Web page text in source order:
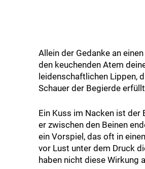
Allein der Gedanke an
den keuchenden Atem
leidenschaftlichen Lippen,
Schauer der Begierde
Ein Kuss im Nacken ist der
er zwischen den Beinen
ein Vorspiel, das oft in
vor Lust unter dem Druck
haben nicht diese Wirkung